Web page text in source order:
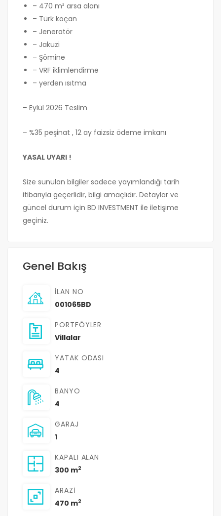
– 470 m² arsa alanı
– Türk koçan
– Jeneratör
– Jakuzi
– Şömine
– VRF iklimlendirme
– yerden ısıtma
– Eylül 2026 Teslim
– %35 peşinat , 12 ay faizsiz ödeme imkanı
YASAL UYARI !
Size sunulan bilgiler sadece yayımlandığı tarih
itibarıyla geçerlidir, bilgi amaçlıdır. Detaylar ve
güncel durum için BD INVESTMENT ile iletişime
geçiniz.
Genel Bakış
İLAN NO
001065BD
PORTFÖYLER
Villalar
YATAK ODASI
4
BANYO
4
GARAJ
1
KAPALI ALAN
300 m2
ARAZI
470 m2